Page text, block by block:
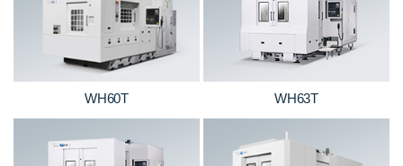
WH60T WH63T